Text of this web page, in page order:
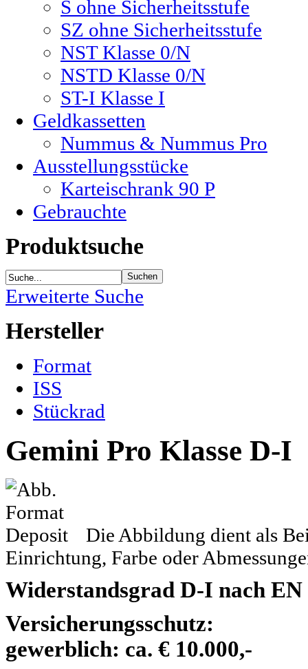
S ohne Sicherheitsstufe
SZ ohne Sicherheitsstufe
NST Klasse 0/N
NSTD Klasse 0/N
ST-I Klasse I
Geldkassetten
Nummus & Nummus Pro
Ausstellungsstücke
Karteischrank 90 P
Gebrauchte
Produktsuche
Erweiterte Suche
Hersteller
Format
ISS
Stückrad
Gemini Pro Klasse D-I
Die Abbildung dient als
Einrichtung, Farbe oder
Widerstandsgrad D-I nach EN
Versicherungsschutz:
gewerblich: ca. € 10.000,-